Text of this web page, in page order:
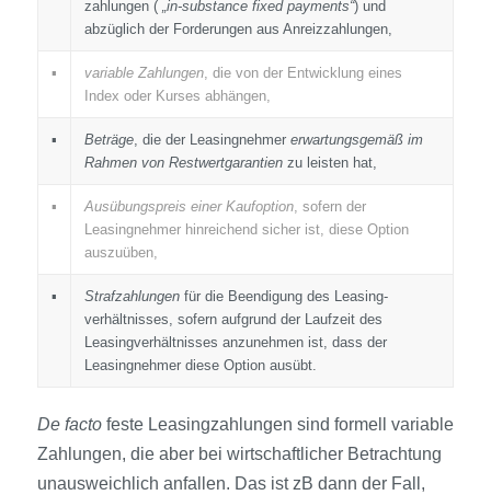
zahlungen ( „in-substance fixed payments“) und
abzüglich der Forderungen aus Anreiz­zahlungen,
▪ variable Zahlungen, die von der Entwicklung eines
Index oder Kurses abhängen,
▪ Beträge, die der Leasingnehmer erwartungsgemäß im
Rahmen von Restwertgarantienzu leisten hat,
▪ Ausübungspreis einer Kaufoption, sofern der
Leasingnehmer hinreichend sicher ist, diese Option
auszuüben,
▪ Straf­zahlungenfür die Beendigung des Leasing­
verhältnisses, sofern aufgrund der Laufzeit des
Leasing­verhältnisses anzunehmen ist, dass der
Leasingnehmer diese Option ausübt.
De factofeste Leasing­zahlungen sind formell variable
Zahlungen, die aber bei wirtschaftlicher Betrachtung
unausweichlich anfallen. Das ist zB dann der Fall,